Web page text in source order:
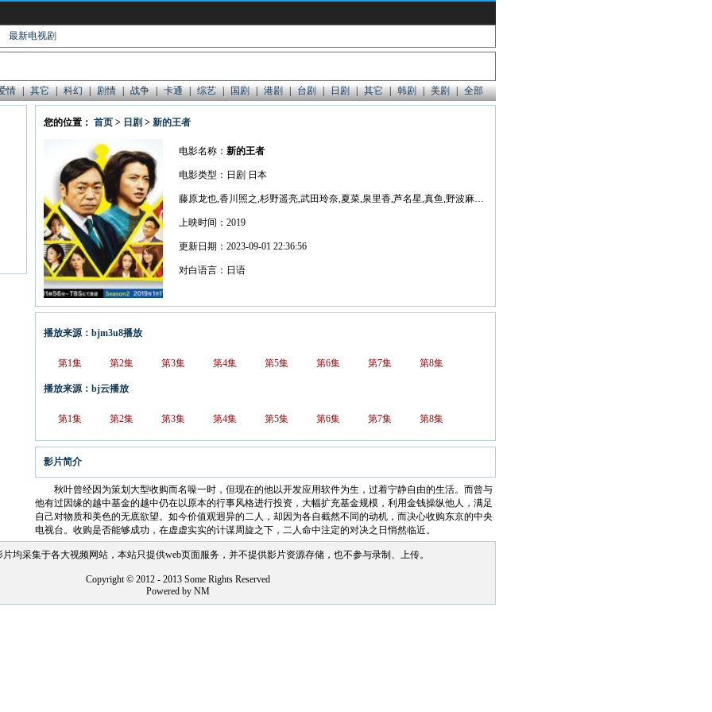
最新电视剧
情 | 其它 | 科幻 | 剧情 | 战争 | 卡通 | 综艺 | 国剧 | 港剧 | 台剧 | 日剧 | 其它 | 韩剧 | 美剧 | 全部
您的位置： 首页 > 日剧 > 新的王者
电影名称： 新的王者
电影类型：日剧 日本
藤原龙也,香川照之,杉野遥亮,武田玲奈,夏菜,泉里香,芦名星,真鱼,野波麻帆,石黑贤,茂吕师冈,山中崇,中丸新将,鹤见辰吾,高桥玛莉润,小关裕太,八岛智人
上映时间：2019
更新日期：2023-09-01 22:36:56
对白语言：日语
播放来源：bjm3u8播放
第1集 第2集 第3集 第4集 第5集 第6集 第7集 第8集
播放来源：bj云播放
第1集 第2集 第3集 第4集 第5集 第6集 第7集 第8集
影片简介
秋叶曾经因为策划大型收购而名噪一时，但现在的他以开发应用软件为生，过着宁静自由的生活。而曾与
他有过因缘的越中基金的越中仍在以原本的行事风格进行投资，大幅扩充基金规模，利用金钱操纵他人，满足
自己对物质和美色的无底欲望。如今价值观迥异的二人，却因为各自截然不同的动机，而决心收购东京的中央
电视台。收购是否能够成功，在虚虚实实的计谋周旋之下，二人命中注定的对决之日悄然临近。
均采集于各大视频网站，本站只提供web页面服务，并不提供影片资源存储，也不参与录制、上传。
Copyright © 2012 - 2013 Some Rights Reserved
Powered by NM